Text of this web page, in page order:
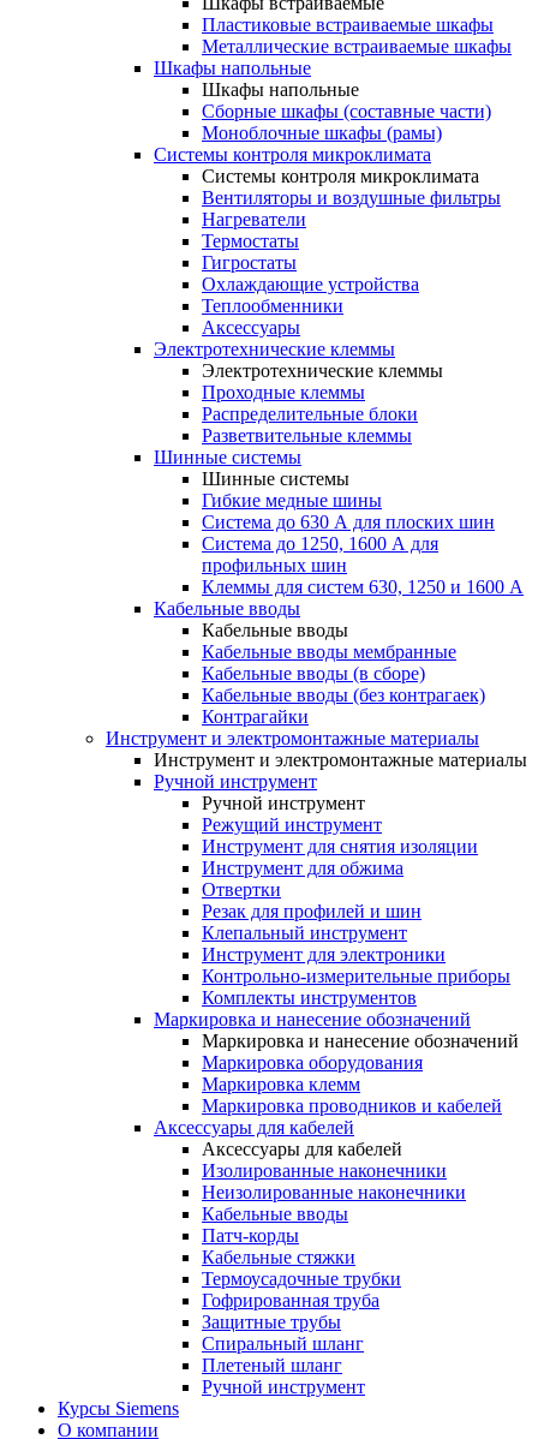
Пластиковые встраиваемые шкафы
Металлические встраиваемые шкафы
Шкафы напольные
Шкафы напольные
Сборные шкафы (составные части)
Моноблочные шкафы (рамы)
Системы контроля микроклимата
Системы контроля микроклимата
Вентиляторы и воздушные фильтры
Нагреватели
Термостаты
Гигростаты
Охлаждающие устройства
Теплообменники
Аксессуары
Электротехнические клеммы
Электротехнические клеммы
Проходные клеммы
Распределительные блоки
Разветвительные клеммы
Шинные системы
Шинные системы
Гибкие медные шины
Система до 630 А для плоских шин
Система до 1250, 1600 А для
профильных шин
Клеммы для систем 630, 1250 и 1600 А
Кабельные вводы
Кабельные вводы
Кабельные вводы мембранные
Кабельные вводы (в сборе)
Кабельные вводы (без контрагаек)
Контрагайки
Инструмент и электромонтажные материалы
Инструмент и электромонтажные материалы
Ручной инструмент
Ручной инструмент
Режущий инструмент
Инструмент для снятия изоляции
Инструмент для обжима
Отвертки
Резак для профилей и шин
Клепальный инструмент
Инструмент для электроники
Контрольно-измерительные приборы
Комплекты инструментов
Маркировка и нанесение обозначений
Маркировка и нанесение обозначений
Маркировка оборудования
Маркировка клемм
Маркировка проводников и кабелей
Аксессуары для кабелей
Аксессуары для кабелей
Изолированные наконечники
Неизолированные наконечники
Кабельные вводы
Патч-корды
Кабельные стяжки
Термоусадочные трубки
Гофрированная труба
Защитные трубы
Спиральный шланг
Плетеный шланг
Ручной инструмент
Курсы Siemens
О компании